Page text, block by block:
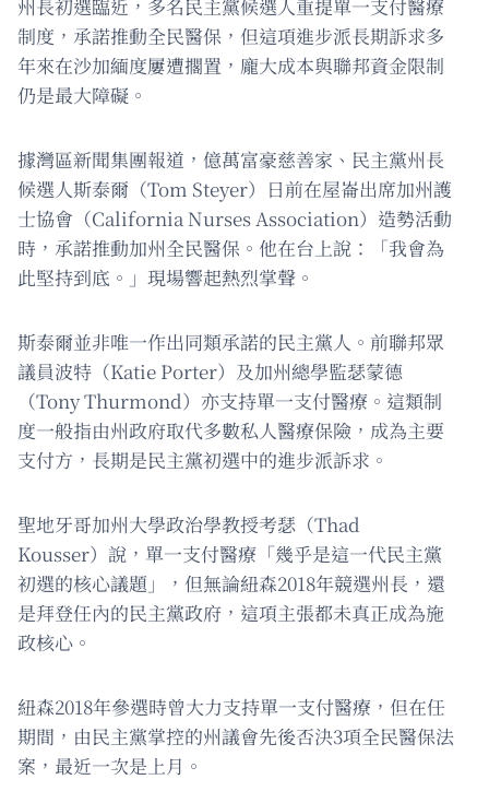
州長初選臨近，多名民主黨候選人重提單一支付醫療
制度，承諾推動全民醫保，但這項進步派長期訴求多
年來在沙加緬度屢遭擱置，龐大成本與聯邦資金限制
仍是最大障礙。
據灣區新聞集團報道，億萬富豪慈善家、民主黨州長
候選人斯泰爾（Tom Steyer）日前在屋崙出席加州護
士協會（California Nurses Association）造勢活動
時，承諾推動加州全民醫保。他在台上說：「我會為
此堅持到底。」現場響起熱烈掌聲。
斯泰爾並非唯一作出同類承諾的民主黨人。前聯邦眾
議員波特（Katie Porter）及加州總學監瑟蒙德
（Tony Thurmond）亦支持單一支付醫療。這類制
度一般指由州政府取代多數私人醫療保險，成為主要
支付方，長期是民主黨初選中的進步派訴求。
聖地牙哥加州大學政治學教授考瑟（Thad
Kousser）說，單一支付醫療「幾乎是這一代民主黨
初選的核心議題」，但無論紐森2018年競選州長，還
是拜登任內的民主黨政府，這項主張都未真正成為施
政核心。
紐森2018年參選時曾大力支持單一支付醫療，但在任
期間，由民主黨掌控的州議會先後否決3項全民醫保法
案，最近一次是上月。